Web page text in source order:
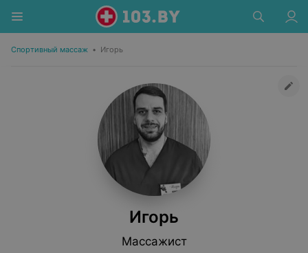
Спортивный массаж • Игорь
Игорь
Массажист